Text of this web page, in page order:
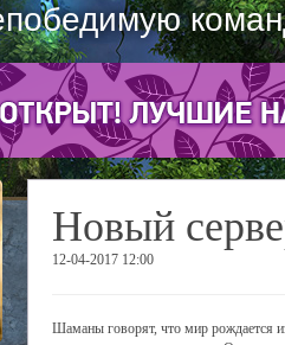
Новый
12-04-2017 12:00
Шаманы говорят, что мир рождается